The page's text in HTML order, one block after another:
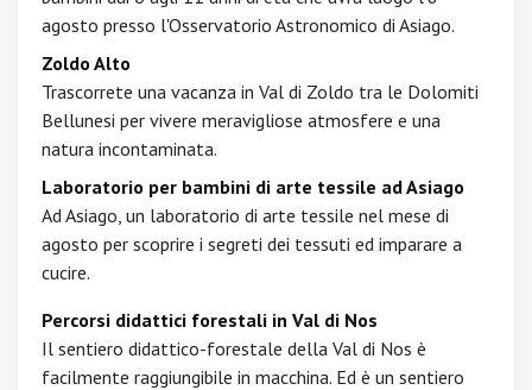
agosto presso l'Osservatorio Astronomico di Asiago.
Zoldo Alto
Trascorrete una vacanza in Val di Zoldo tra le Dolomiti
Bellunesi per vivere meravigliose atmosfere e una
natura incontaminata.
Laboratorio per bambini di arte tessile ad Asiago
Ad Asiago, un laboratorio di arte tessile nel mese di
agosto per scoprire i segreti dei tessuti ed imparare a
cucire.
Percorsi didattici forestali in Val di Nos
Il sentiero didattico-forestale della Val di Nos è
facilmente raggiungibile in macchina. Ed è un sentiero